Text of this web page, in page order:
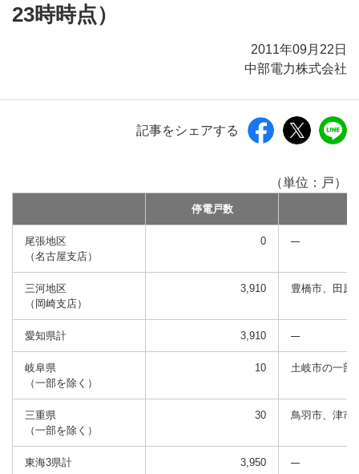
23時時点）
2011年09月22日
中部電力株式会社
記事をシェアする
（単位：戸）
停電戸数
尾張地区
（名古屋支店）
0
三河地区
（岡崎支店）
3,910 豊橋市、田原
愛知県計 3,910
岐阜県
（一部を除く）
10 土岐市の一部
三重県
（一部を除く）
30 鳥羽市、津市
東海3県計 3,950